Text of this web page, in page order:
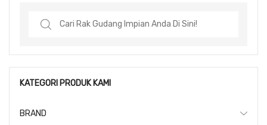
Search
KATEGORI PRODUK KAMI
BRAND